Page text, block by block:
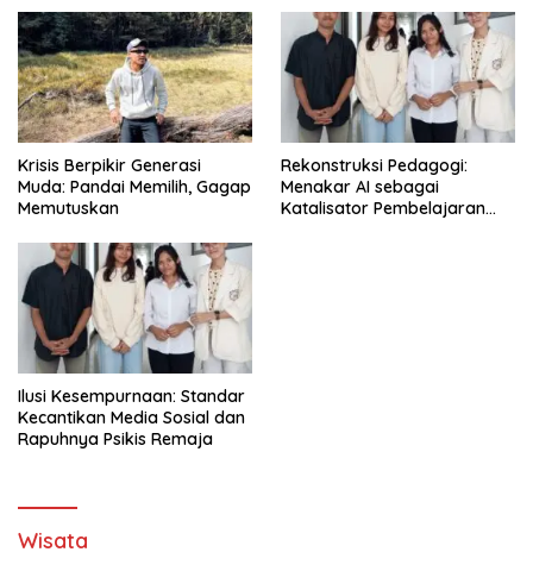
Krisis Berpikir Generasi
Muda: Pandai Memilih, Gagap
Memutuskan
Rekonstruksi Pedagogi:
Menakar AI sebagai
Katalisator Pembelajaran
Ilusi Kesempurnaan: Standar
Kecantikan Media Sosial dan
Rapuhnya Psikis Remaja
Wisata